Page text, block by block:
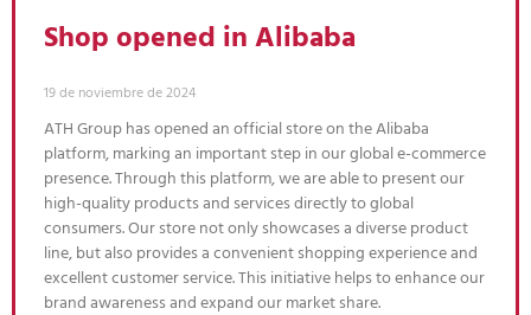
Shop opened in Alibaba
19 de noviembre de 2024
ATH Group has opened an official store on the Alibaba
platform, marking an important step in our global e-commerce
presence. Through this platform, we are able to present our
high-quality products and services directly to global
consumers. Our store not only showcases a diverse product
line, but also provides a convenient shopping experience and
excellent customer service. This initiative helps to enhance our
brand awareness and expand our market share.